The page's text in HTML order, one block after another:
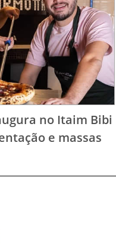
no Itaim Bibi
e massas